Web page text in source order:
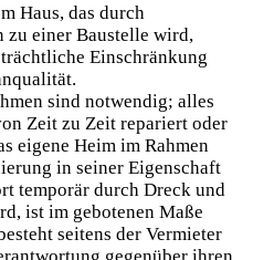
Haus, das durch
zu einer Baustelle wird,
Einschränkung
sind notwendig; alles
Zeit zu Zeit repariert oder
eigene Heim im Rahmen
in seiner Eigenschaft
temporär durch Dreck und
ist im gebotenen Maße
seitens der Vermieter
gegenüber ihren